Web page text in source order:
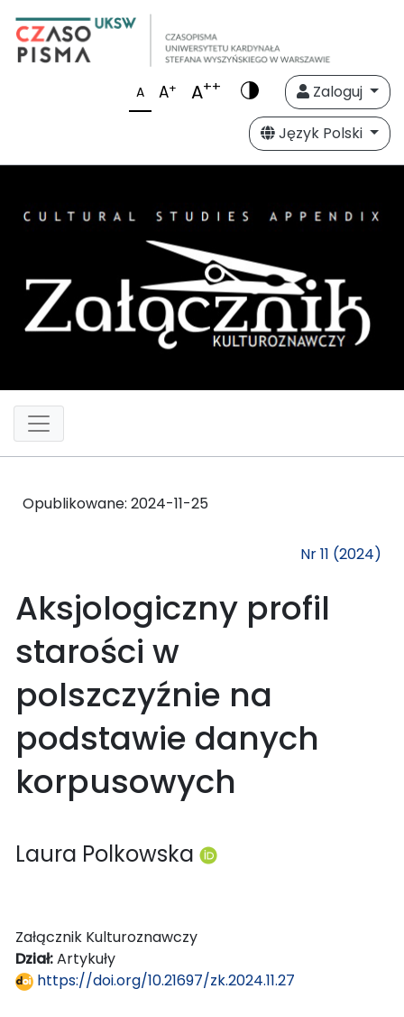
A A+ A++
Zaloguj
Język Polski
Opublikowane: 2024-11-25
Nr 11 (2024)
Aksjologiczny profil
starości w
polszczyźnie na
podstawie danych
korpusowych
Laura Polkowska
Załącznik Kulturoznawczy
Dział:Artykuły
https://doi.org/10.21697/zk.2024.11.27